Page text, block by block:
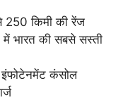
किमी की रेंज
भारत की सबसे सस्ती
इंफोटेनमेंट कंसोल